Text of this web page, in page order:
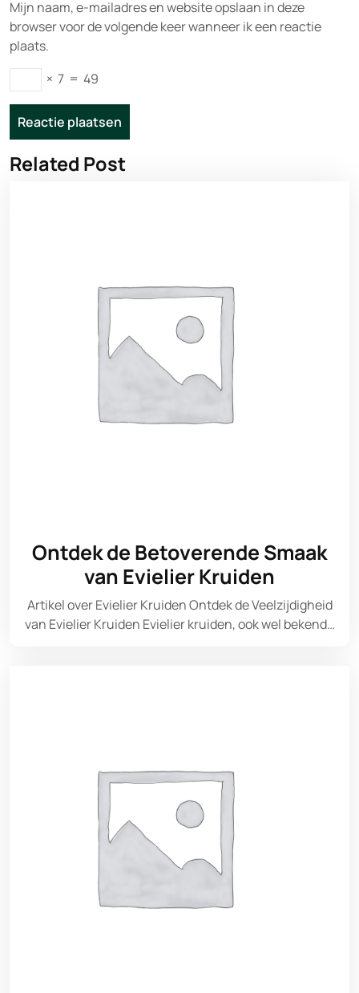
Mijn naam, e-mailadres en website opslaan in deze
browser voor de volgende keer wanneer ik een reactie
plaats.
× 7 = 49
Related Post
Ontdek de Betoverende Smaak
van Evielier Kruiden
Artikel over Evielier Kruiden Ontdek de Veelzijdigheid
van Evielier Kruiden Evielier kruiden, ook wel bekend…